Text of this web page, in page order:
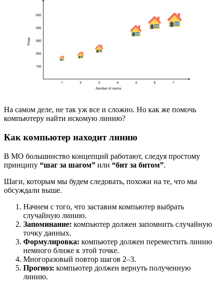
На самом деле, не так уж все и сложно. Но как же помочь
компьютеру найти искомую линию?
Как компьютер находит линию
В МО большинство концепций работают, следуя простому
принципу “шаг за шагом” или “бит за битом”.
Шаги, которым мы будем следовать, похожи на те, что мы
обсуждали выше.
Начнем с того, что заставим компьютер выбрать
случайную линию.
Запоминание: компьютер должен запомнить случайную
точку данных.
Формулировка: компьютер должен переместить линию
немного ближе к этой точке.
Многоразовый повтор шагов 2–3.
Прогноз: компьютер должен вернуть полученную
линию.